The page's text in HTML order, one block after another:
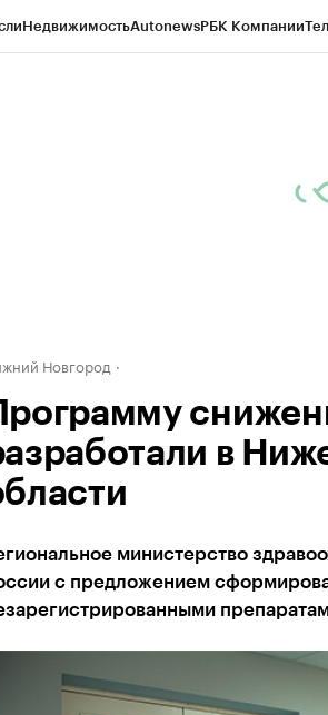
НедвижимостьAutonewsРБК Компании
Новгород
в
министерство
с предложением